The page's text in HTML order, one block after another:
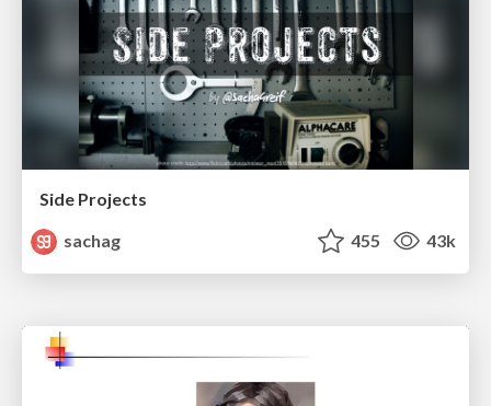
Side Projects
sachag
455 43k